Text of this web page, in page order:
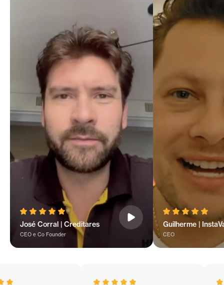
José Corral | Creditares
CEO e Co Founder
Guilherme |
CEO